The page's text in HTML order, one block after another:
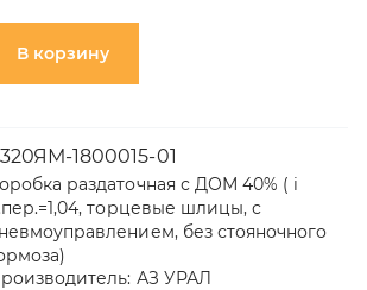
В корзину
1800015-01
раздаточная с ДОМ 40% ( i
торцевые шлицы, с
без стояночного
АЗ УРАЛ